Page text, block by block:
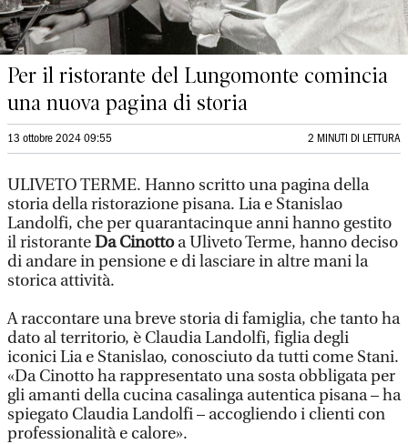
Per il ristorante del Lungomonte comincia
una nuova pagina di storia
13 ottobre 2024 09:55 2 MINUTI DI LETTURA
ULIVETO TERME. Hanno scritto una pagina della
storia della ristorazione pisana. Lia e Stanislao
Landolfi, che per quarantacinque anni hanno gestito
il ristoranteDa Cinottoa Uliveto Terme, hanno deciso
di andare in pensione e di lasciare in altre mani la
storica attività.
A raccontare una breve storia di famiglia, che tanto ha
dato al territorio, è Claudia Landolfi, figlia degli
iconici Lia e Stanislao, conosciuto da tutti come Stani.
«Da Cinotto ha rappresentato una sosta obbligata per
gli amanti della cucina casalinga autentica pisana – ha
spiegato Claudia Landolfi – accogliendo i clienti con
professionalità e calore».